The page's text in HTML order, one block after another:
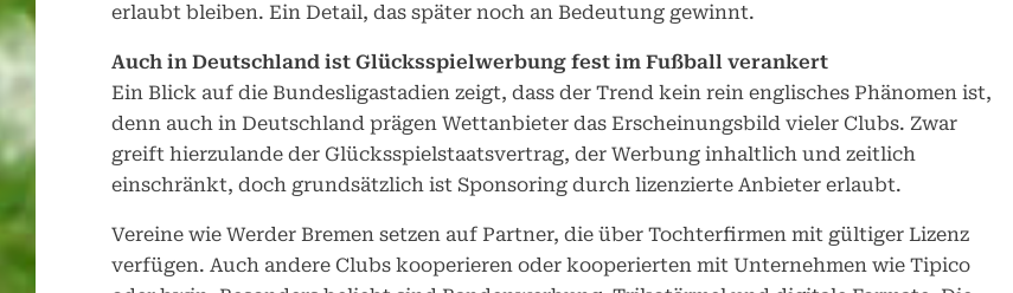
erlaubt bleiben. Ein Detail, das später noch an Bedeutung gewinnt.
Auch in Deutschland ist Glücksspielwerbung fest im Fußball verankert
Ein Blick auf die Bundesligastadien zeigt, dass der Trend kein rein englisches Phänomen ist,
denn auch in Deutschland prägen Wettanbieter das Erscheinungsbild vieler Clubs. Zwar
greift hierzulande der Glücksspielstaatsvertrag, der Werbung inhaltlich und zeitlich
einschränkt, doch grundsätzlich ist Sponsoring durch lizenzierte Anbieter erlaubt.
Vereine wie Werder Bremen setzen auf Partner, die über Tochterfirmen mit gültiger Lizenz
verfügen. Auch andere Clubs kooperieren oder kooperierten mit Unternehmen wie Tipico